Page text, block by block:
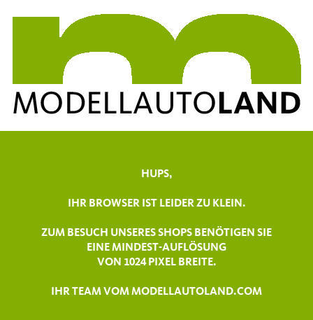
HUPS,
IHR BROWSER IST LEIDER ZU KLEIN.
ZUM BESUCH UNSERES SHOPS BENÖTIGEN SIE
EINE MINDEST-AUFLÖSUNG
VON 1024 PIXEL BREITE.
IHR TEAM VOM MODELLAUTOLAND.COM